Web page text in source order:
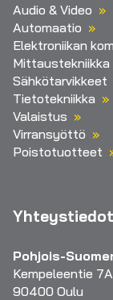
Audio & Video
Automaatio
Elektroniikan
Mittaustekniikka
Sähkötarvikkeet
Tietotekniikka
Valaistus
Virransyöttö
Poistotuotteet
Yhteystiedot
Pohjois-
Kempeleentie 7A
90400 Oulu